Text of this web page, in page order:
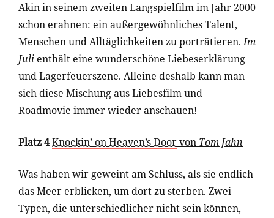
Akin in seinem zweiten Langspielfilm im Jahr 2000
schon erahnen: ein außergewöhnliches Talent,
Menschen und Alltäglichkeiten zu porträtieren.Im
Juli enthält eine wunderschöne Liebeserklärung
und Lagerfeuerszene. Alleine deshalb kann man
sich diese Mischung aus Liebesfilm und
Roadmovie immer wieder anschauen!
Platz 4Knockin’ on Heaven’s Doorvon Tom Jahn
Was haben wir geweint am Schluss, als sie endlich
das Meer erblicken, um dort zu sterben. Zwei
Typen, die unterschiedlicher nicht sein können,